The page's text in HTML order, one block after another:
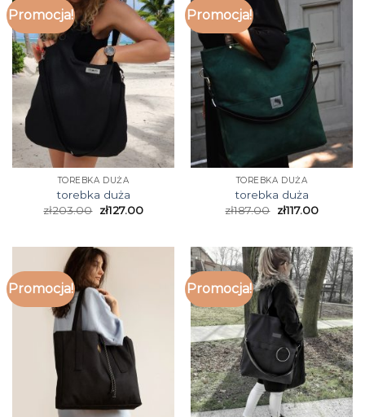
Promocja!
TOREBKA DUŻA
torebka duża
zł203.00 zł127.00
Promocja!
TOREBKA DUŻA
torebka duża
zł187.00 zł117.00
Promocja! Promocja!